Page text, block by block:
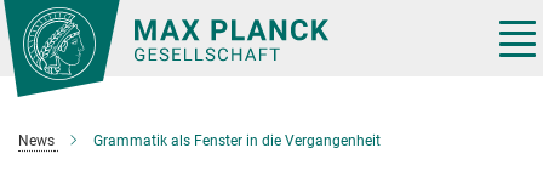
Hauptinhalt
News Grammatik als Fenster in die Vergangenheit